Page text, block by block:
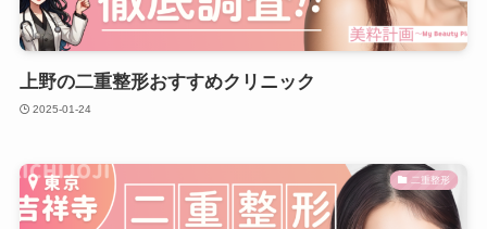
上野の二重整形おすすめクリニック
2025-01-24
二重整形